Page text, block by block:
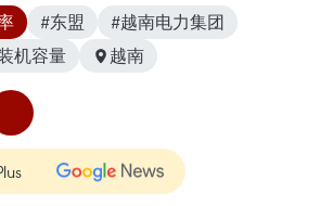
#东盟
#越南电力集团
机容量 越南